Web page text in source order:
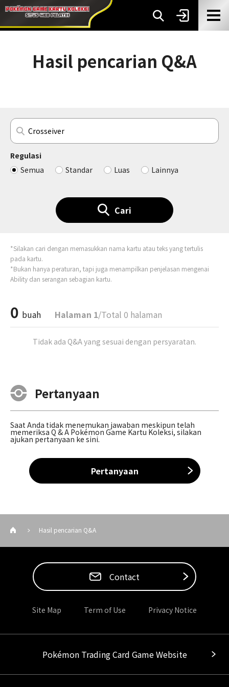
Hasil pencarian Q&A
Regulasi
Semua
Standar Luas Lainnya
Cari
*Silakan cari dengan memasukkan nama kartu atau teks yang tertulis
pada kartu.
*Bukan hanya peraturan, tapi juga menampilkan penjelasan mengenai
Ability dan serangan sebagian kartu.
0 buah Halaman 1/Total 0 halaman
Tidak ada Q&A yang sesuai dengan persyaratan.
Pertanyaan
Saat Anda tidak menemukan jawaban meskipun telah
memeriksa Q & A Pokémon Game Kartu Koleksi, silakan
ajukan pertanyaan ke sini.
Pertanyaan
Hasil pencarian Q&A
Contact
Site Map Term of Use Privacy Notice
Pokémon Trading Card Game Website